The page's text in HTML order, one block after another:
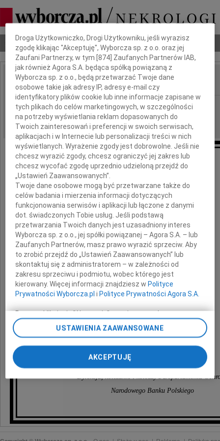
Nekrologi Odeszli Poradnik pogrzebowy
IMIĘ I NAZWISKO:
REGION: Warszawa
DATA EMISJI: 30.04.2010
Serdeczne wyrazy współczucia Panu
Krzysztofowi Osickiemu
z powodu śmierci
Mamy
składają
Dyrekcja, koleżanki i koledzy z Departamentu
Narodowego Banku Polskiego
Dbamy o Twoją prywatność
Droga Użytkowniczko, Drogi Użytkowniku, jeśli wyrazisz
zgodę klikając "Akceptuję", Wyborcza sp. z o.o. oraz jej
Zaufani Partnerzy, w tym [874 ] Zaufanych Partnerów IAB,
jak również Agora S.A. będąca spółką powiązaną z
Wyborcza sp. z o.o., będą przetwarzać Twoje dane
osobowe takie jak adresy IP, adresy e-mail czy
identyfikatory plików cookie lub inne informacje zapisane w
tych plikach do celów marketingowych, w szczególności
na potrzeby wyświetlania reklam dopasowanych do
Twoich zainteresowań i preferencji w swoich serwisach,
aplikacjach i w Internecie lub personalizacji treści w nich
wyświetlanych. Wyrażenie zgody jest dobrowolne. Jeśli nie
chcesz wyrazić zgody, chcesz ograniczyć jej zakres lub
chcesz wycofać zgodę uprzednio udzieloną przejdź do
„Ustawień Zaawansowanych”.
Twoje dane osobowe mogą być przetwarzane także do
celów badania i mierzenia informacji dotyczących
funkcjonowania serwisów i aplikacji lub łączone z danymi
dot. świadczonych Tobie usług. Jeśli podstawą
przetwarzania Twoich danych jest uzasadniony interes
Wyborcza sp. z o.o., jej spółki powiązanej – Agora S.A. – lub
Zaufanych Partnerów, masz prawo wyrazić sprzeciw. Aby
to zrobić przejdź do „Ustawień Zaawansowanych” lub
skontaktuj się z administratorem – w zależności od
zakresu sprzeciwu i podmiotu, wobec którego jest
kierowany. Więcej informacji znajdziesz w Polityce
Prywatności Wyborcza.pl i Polityce Prywatności Agora S.A.
Poprzez kliknięcie "Akceptuję" wyrażasz zgodę na
zainstalowanie i przechowywanie plików typu cookie
Wyborczej sp. z o. o. jej Zaufanych Partnerów i Agora S.A.
chwili zmienić swoje preferencje dot. plików cookie,
ponownie wywołując narzędzie do zarządzania Twoimi
odnośnik „Ustawienia prywatności” w stopce serwisu i
przechodząc do sekcji „Ustawienia zaawansowane”.
USTAWIENIA ZAAWANSOWANE
AKCEPTUJĘ